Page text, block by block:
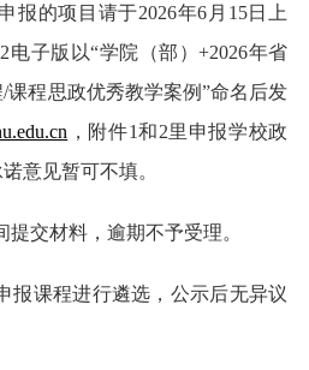
报的项目请于2026年6月15日上
电子版以“学院（部）+2026年省
程思政优秀教学案例”命名后发
，附件1和2里申报学校政
意见暂可不填。
交材料，逾期不予受理。
报课程进行遴选，公示后无异议